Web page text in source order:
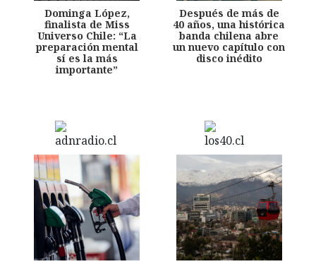
Dominga López,
finalista de Miss
Universo Chile: “La
preparación mental
sí es la más
importante”
Después de más de
40 años, una histórica
banda chilena abre
un nuevo capítulo con
disco inédito